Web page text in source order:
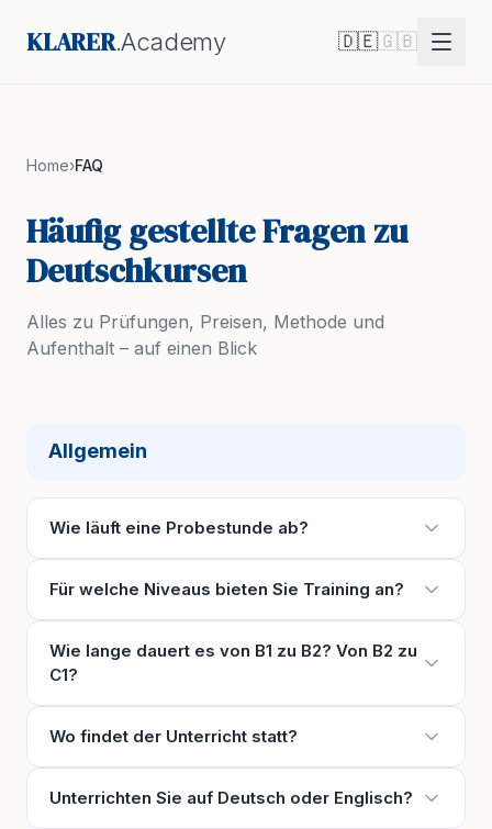
KLARER.Academy 🇩🇪🇬🇧
Home›FAQ
Häufig gestellte Fragen zu
Deutschkursen
Alles zu Prüfungen, Preisen, Methode und
Aufenthalt – auf einen Blick
Allgemein
Wie läuft eine Probestunde ab?
Für welche Niveaus bieten Sie Training an?
Wie lange dauert es von B1 zu B2? Von B2 zu
C1?
Wo findet der Unterricht statt?
Unterrichten Sie auf Deutsch oder Englisch?